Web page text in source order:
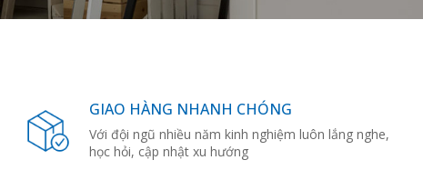
GIAO HÀNG NHANH CHÓNG
Với đội ngũ nhiều năm kinh nghiệm luôn lắng nghe,
học hỏi, cập nhật xu hướng